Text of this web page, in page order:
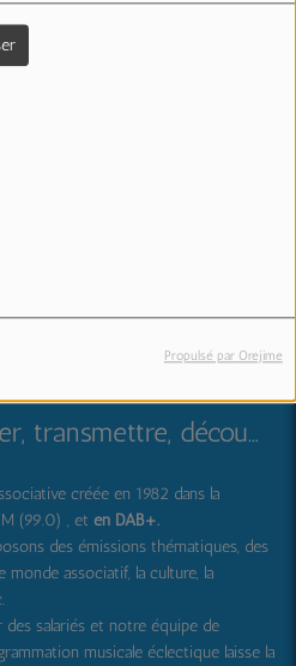
Propulsé par Orejime
RPL Radio : partager, transmettre, découvrir et surprendre
créée en 1982 dans la
(99.0) , et en DAB+.
des émissions thématiques, des
associatif, la culture, la
des salariés et notre équipe de
musicale éclectique laisse la